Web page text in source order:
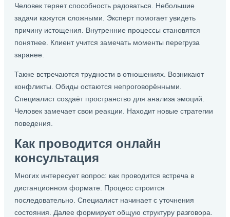
Человек теряет способность радоваться. Небольшие
задачи кажутся сложными. Эксперт помогает увидеть
причину истощения. Внутренние процессы становятся
понятнее. Клиент учится замечать моменты перегруза
заранее.
Также встречаются трудности в отношениях. Возникают
конфликты. Обиды остаются непроговорёнными.
Специалист создаёт пространство для анализа эмоций.
Человек замечает свои реакции. Находит новые стратегии
поведения.
Как проводится онлайн
консультация
Многих интересует вопрос: как проводится встреча в
дистанционном формате. Процесс строится
последовательно. Специалист начинает с уточнения
состояния. Далее формирует общую структуру разговора.